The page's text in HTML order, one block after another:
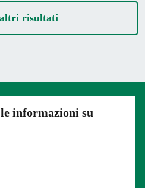
risultati
informazioni su